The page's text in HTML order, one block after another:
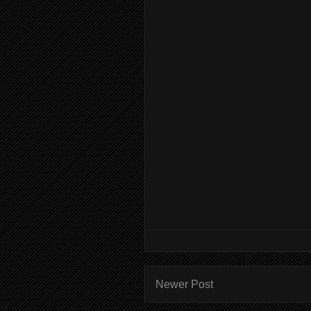
Newer Post